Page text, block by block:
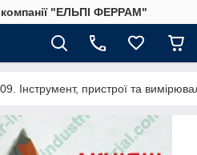
компанії "ЕЛЬПІ ФЕРРАМ"
09. Інструмент, пристрої та